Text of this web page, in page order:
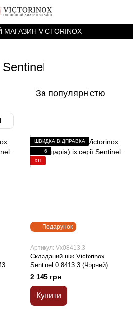
МАГАЗИН VICTORINOX
За популярністю
Подарунок
ШВИДКА ВІДПРАВКА
6
ХІТ
Артикул: Vx08413.3
Складаний ніж Victorinox
Sentinel 0.8413.3 (Чорний)
2 145 грн
Купити